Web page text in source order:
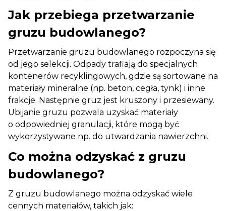
Jak przebiega przetwarzanie
gruzu budowlanego?
Przetwarzanie gruzu budowlanego rozpoczyna się
od jego selekcji. Odpady trafiają do specjalnych
kontenerów recyklingowych, gdzie są sortowane na
materiały mineralne (np. beton, cegła, tynk) i inne
frakcje. Następnie gruz jest kruszony i przesiewany.
Ubijanie gruzu pozwala uzyskać materiały
o odpowiedniej granulacji, które mogą być
wykorzystywane np. do utwardzania nawierzchni.
Co można odzyskać z gruzu
budowlanego?
Z gruzu budowlanego można odzyskać wiele
cennych materiałów, takich jak: